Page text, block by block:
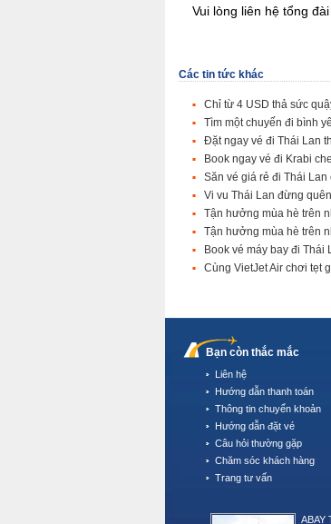
Vui lòng liên hệ tổng đài
Các tin tức khác
Chỉ từ 4 USD thả sức
Tìm một chuyến đi bình
Đặt ngay vé đi Thái Lan
Book ngay vé đi Krabi
Săn vé giá rẻ đi Thái
Vi vu Thái Lan đừng
Tận hưởng mùa hè trên
Tận hưởng mùa hè trên
Book vé máy bay đi
Cùng VietJet Air chơi tẹt
Bạn còn thắc mắc
Liên hệ
Hướng dẫn thanh toán
Thông tin chuyển khoản
Hướng dẫn đặt vé
Câu hỏi thường gặp
Chăm sóc khách hàng
Trang tư vấn
ABAY